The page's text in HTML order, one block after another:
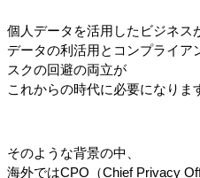
個人データを活用したビジネス
データの利活用とコンプライア
スクの回避の両立が
これからの時代に必要になりま
そのような背景の中、
海外ではCPO（Chief Privacy